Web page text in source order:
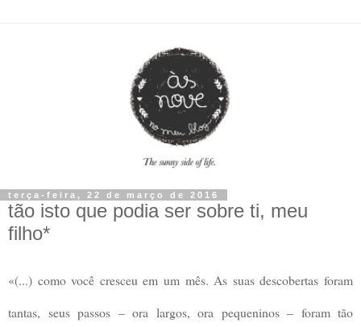
terça-feira, 22 de março de 2016
tão isto que podia ser sobre ti, meu
filho*
«(...) como você cresceu em um mês. As suas descobertas foram
tantas, seus passos – ora largos, ora pequeninos – foram tão